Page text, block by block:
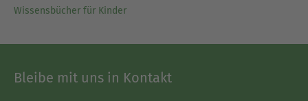
Wissensbücher für Kinder
Bleibe mit uns in Kontakt